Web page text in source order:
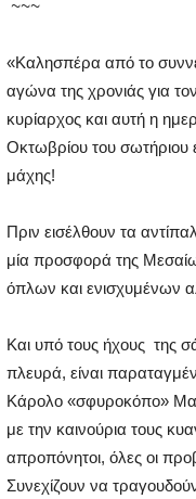
~~~
«Καλησπέρα από το
αγώνα της χρονιάς για
κυρίαρχος και αυτή η
Οκτωβρίου του σωτήριου
μάχης!
Πριν εισέλθουν τα
μία προσφορά της
όπλων και ενισχυμένων
Και υπό τους ήχους της
πλευρά, είναι
Κάρολο «σφυροκόπο»
με την καινούρια τους
απροπόνητοι, όλες οι
Συνεχίζουν να